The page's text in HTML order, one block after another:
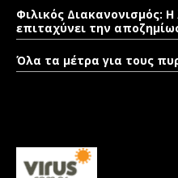
Φιλικός Διακανονισμός:
επιταχύνει την
Όλα τα μέτρα για τους